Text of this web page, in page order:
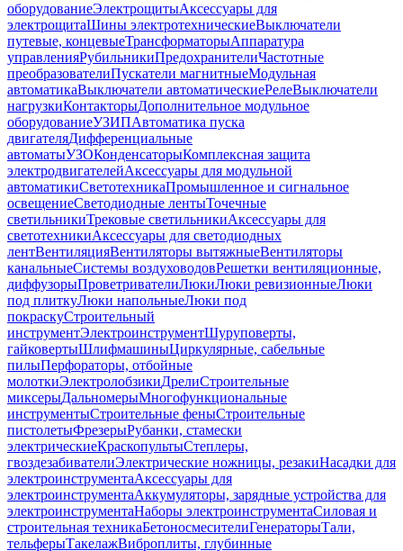
оборудованиеЭлектрощитыАксессуары для
электрощитаШины электротехническиеВыключатели
путевые, концевыеТрансформаторыАппаратура
управленияРубильникиПредохранителиЧастотные
преобразователиПускатели магнитныеМодульная
автоматикаВыключатели автоматическиеРелеВыключатели
нагрузкиКонтакторыДополнительное модульное
оборудованиеУЗИПАвтоматика пуска
двигателяДифференциальные
автоматыУЗОКонденсаторыКомплексная защита
электродвигателейАксессуары для модульной
автоматикиСветотехникаПромышленное и сигнальное
освещениеСветодиодные лентыТочечные
светильникиТрековые светильникиАксессуары для
светотехникиАксессуары для светодиодных
лентВентиляцияВентиляторы вытяжныеВентиляторы
канальныеСистемы воздуховодовРешетки вентиляционные,
диффузорыПроветривателиЛюкиЛюки ревизионныеЛюки
под плиткуЛюки напольныеЛюки под
покраскуСтроительный
инструментЭлектроинструментШуруповерты,
гайковертыШлифмашиныЦиркулярные, сабельные
пилыПерфораторы, отбойные
молоткиЭлектролобзикиДрелиСтроительные
миксерыДальномерыМногофункциональные
инструментыСтроительные феныСтроительные
пистолетыФрезерыРубанки, стамески
электрическиеКраскопультыСтеплеры,
гвоздезабивателиЭлектрические ножницы, резакиНасадки для
электроинструментаАксессуары для
электроинструментаАккумуляторы, зарядные устройства для
электроинструментаНаборы электроинструментаСиловая и
строительная техникаБетоносмесителиГенераторыТали,
тельферыТакелажВиброплиты, глубинные